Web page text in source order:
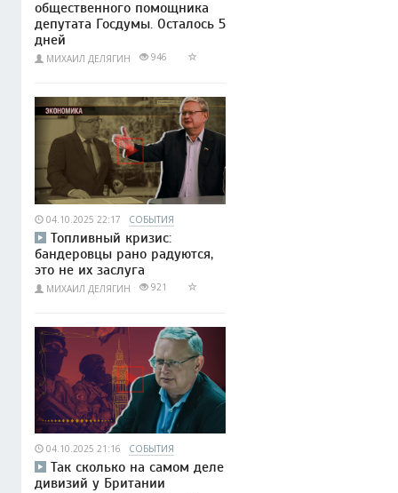
общественного помощника
депутата Госдумы. Осталось 5
дней
МИХАИЛ ДЕЛЯГИН 946
04.10.2025 22:17 СОБЫТИЯ
Топливный кризис:
бандеровцы рано радуются,
это не их заслуга
МИХАИЛ ДЕЛЯГИН 921
04.10.2025 21:16 СОБЫТИЯ
Так сколько на самом деле
дивизий у Британии